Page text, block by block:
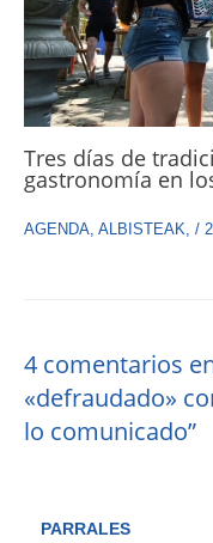
Tres días de
gastronomía en
AGENDA, ALBISTEAK, /
4 comentarios
«defraudado»
lo comunicado”
PARRALES